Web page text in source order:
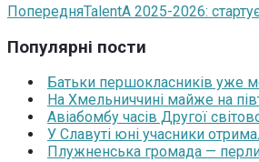
ПопередняTalentA 2025-2026:
Популярні пости
Батьки першокласників уже
На Хмельниччині майже на
Авіабомбу часів Другої
У Славуті юні учасники
Плужненська громада —